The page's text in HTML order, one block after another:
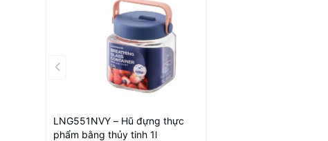
LNG551NVY – Hũ đựng thực
phẩm bằng thủy tinh 1l